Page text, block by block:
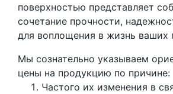
поверхностью представляет
сочетание прочности,
для воплощения в жизнь ваших
Мы сознательно указываем
цены на продукцию по причине:
Частого их изменения в